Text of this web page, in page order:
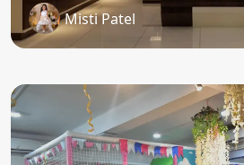
Misti Patel